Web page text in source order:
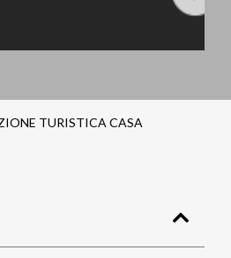
TURISTICA CASA